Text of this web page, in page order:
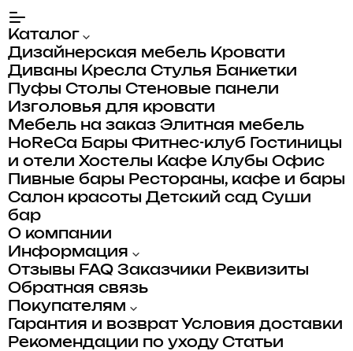
Каталог
Дизайнерская мебель Кровати
Диваны Кресла Стулья Банкетки
Пуфы Столы Стеновые панели
Изголовья для кровати
Мебель на заказ Элитная мебель
HoReCa Бары Фитнес-клуб
Гостиницы
и отели Хостелы Кафе Клубы Офис
Пивные бары Рестораны, кафе и бары
Салон красоты Детский сад Суши
бар
О компании
Информация
Отзывы FAQ Заказчики Реквизиты
Обратная связь
Покупателям
Гарантия и возврат Условия доставки
Рекомендации по уходу Статьи